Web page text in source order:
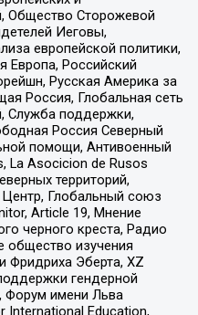
Общество Сторожевой
Иеговы,
европейской политики,
Европа, Российский
Русская Америка за
Россия, Глобальная сеть
Служба поддержки,
Россия Северный
помощи, Антивоенный
La Asocicion de Rusos
территорий,
Глобальный союз
Article 19, Мнение
черного креста, Радио
общество изучения
Фридриха Эберта, XZ
гендерной
Форум имени Льва
International Education,